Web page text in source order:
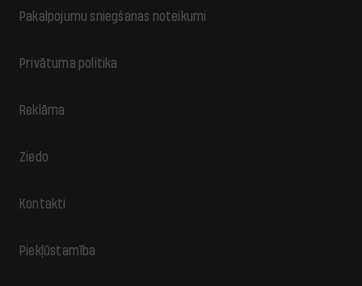
Pakalpojumu sniegšanas noteikumi
Privātuma politika
Reklāma
Ziedo
Kontakti
Piekļūstamība